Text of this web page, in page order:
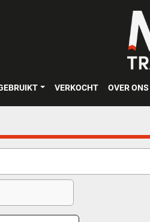
GEBRUIKT VERKOCHT OVER ONS